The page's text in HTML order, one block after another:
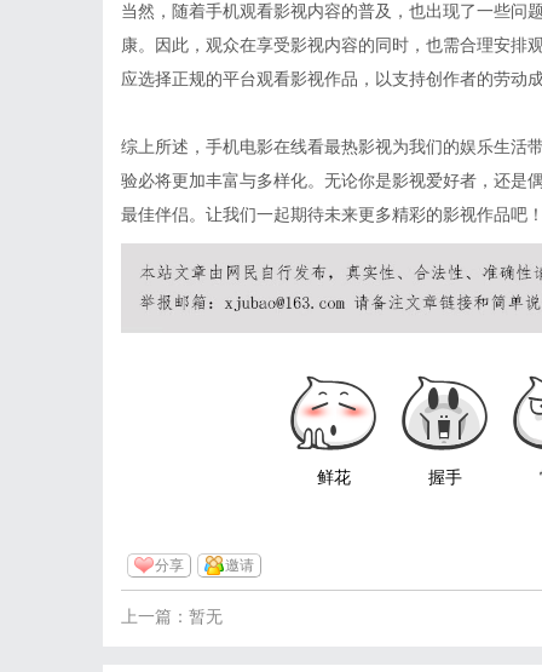
当然，随着手机观看影视内容的普及，也出现了一些问
康。因此，观众在享受影视内容的同时，也需合理安排
应选择正规的平台观看影视作品，以支持创作者的劳动
综上所述，手机电影在线看最热影视为我们的娱乐生活
验必将更加丰富与多样化。无论你是影视爱好者，还是
最佳伴侣。让我们一起期待未来更多精彩的影视作品吧
鲜花 握手
分享 邀请
上一篇：暂无